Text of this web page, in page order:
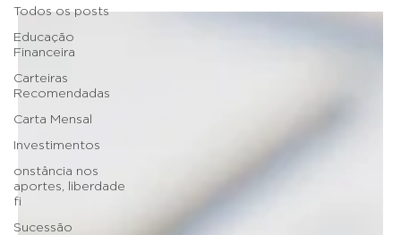
Todos os posts
Educação
Financeira
Carteiras
Recomendadas
Carta Mensal
Investimentos
onstância nos
aportes, liberdade
fi
Sucessão